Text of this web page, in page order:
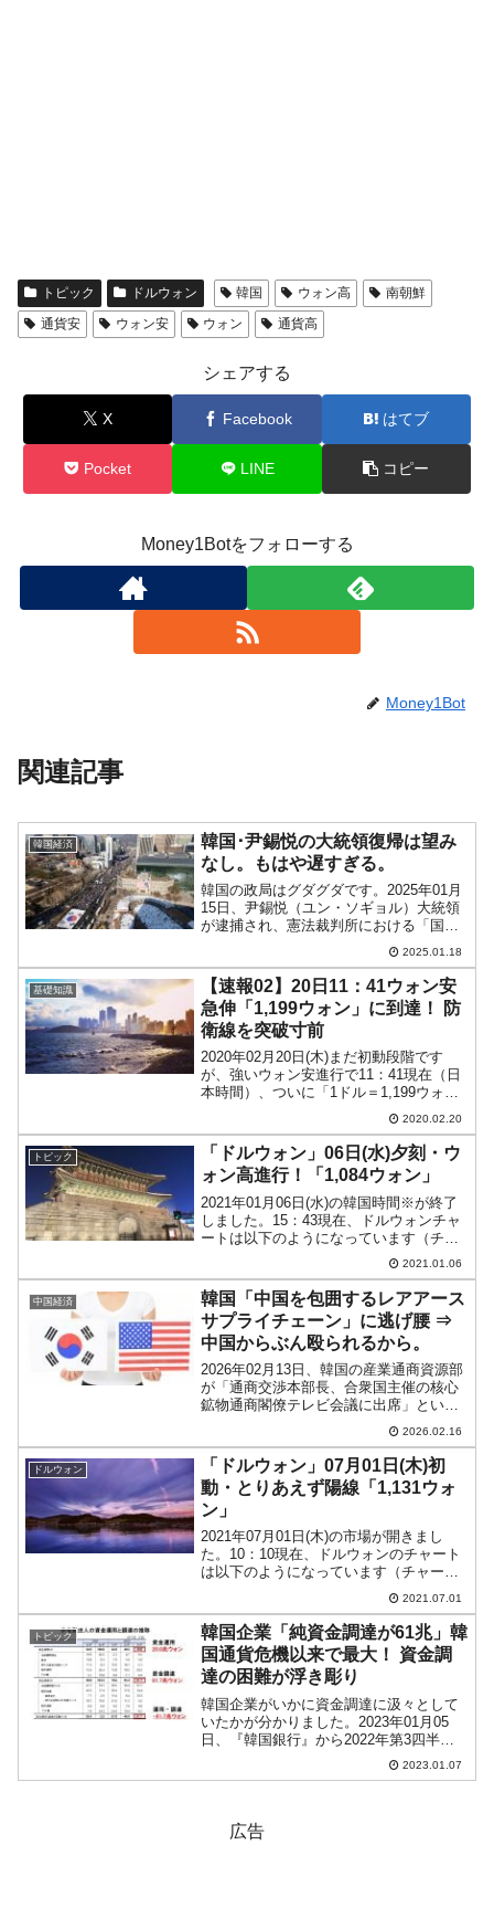
トピック ドルウォン 韓国 ウォン高
南朝鮮
通貨安
ウォン安 ウォン 通貨高
シェアする
X Facebook はてブ
Pocket LINE コピー
Money1Botをフォローする
Money1Bot
関連記事
韓国経済
韓国･尹錫悦の大統領復帰は望み
なし。もはや遅すぎる。
韓国の政局はグダグダです。2025年01月
15日、尹錫悦（ユン・ソギョル）大統領
が逮捕され、憲法裁判所における「国会
で可決された大統領弾劾訴追案が妥当な
ものだったか」の審理が淡々と進行して
います。今になって尹錫悦（ユン・ソギ
ョル）大統領の支...
2025.01.18
基礎知識
【速報02】20日11：41ウォン安
急伸「1,199ウォン」に到達！ 防
衛線を突破寸前
2020年02月20日(木)まだ初動段階です
が、強いウォン安進行で11：41現在（日
本時間）、ついに「1ドル＝1,199ウォ
ン」に達しました。「1ドル＝1,200ウォ
ン」の防衛線を突破寸前まで来ました。
以下は1分足のチャートです（チャート
は...
2020.02.20
トピック
「ドルウォン」06日(水)夕刻・ウ
ォン高進行！「1,084ウォン」
2021年01月06日(水)の韓国時間※が終了
しました。15：43現在、ドルウォンチャ
ートは以下のようになっています（チャ
ートは『Investing.com』より引用：以下
同）。ウォン高圧力が強くなり、下落中
です。ローソク足1本が1分間の値...
2021.01.06
中国経済
韓国「中国を包囲するレアアース
サプライチェーン」に逃げ腰 ⇒
中国からぶん殴られるから。
2026年02月13日、韓国の産業通商資源部
が「通商交渉本部長、合衆国主催の核心
鉱物通商閣僚テレビ会議に出席」という
タイトルのプレスリリースを出しまし
た。去る02月04日に開催された「重要鉱
物閣僚会議」（外相会議）では、
『FORGE』 ＝ ...
2026.02.16
ドルウォン
「ドルウォン」07月01日(木)初
動・とりあえず陽線「1,131ウォ
ン」
2021年07月01日(木)の市場が開きまし
た。10：10現在、ドルウォンのチャート
は以下のようになっています（チャート
は『Investing.com』より引用）。前日は
アメリカ時間になってから猛烈にウォン
安方向に戻すという荒技を見せました...
2021.07.01
トピック
韓国企業「純資金調達が61兆」韓
国通貨危機以来で最大！ 資金調
達の困難が浮き彫り
韓国企業がいかに資金調達に汲々として
いたかが分かりました。2023年01月05
日、『韓国銀行』から2022年第3四半期
の資金循環統計が公表されました。資金
循環統計とは、至極簡単にいうと、資金
2023.01.07
広告